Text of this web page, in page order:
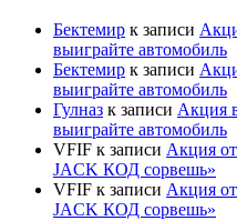
Бектемир к записи
выиграйте автомобиль
Бектемир к записи
выиграйте автомобиль
Гулназ к записи Акция
выиграйте автомобиль
VFIF к записи Акция
JACK КОД сорвешь»
VFIF к записи Акция
JACK КОД сорвешь»